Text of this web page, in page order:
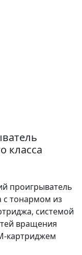
класса
проигрыватель
с тонармом из
системой
вращения
картриджем